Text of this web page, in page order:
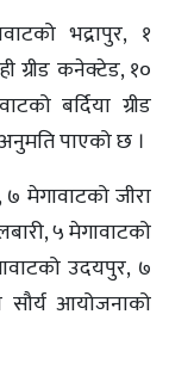
भद्रापुर, १
ग्रीड कनेक्टेड, १०
बर्दिया ग्रीड
पाएको छ ।
मेगावाटको जीरा
५ मेगावाटको
उदयपुर, ७
सौर्य आयोजनाको